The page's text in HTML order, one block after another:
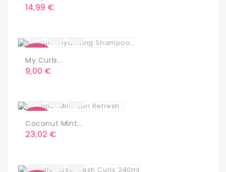
Precio
14,99 €
My Curls...
Precio
9,00 €
Coconut Mint...
Precio
23,02 €